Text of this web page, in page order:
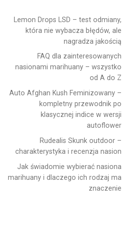
Lemon Drops LSD – test odmiany,
która nie wybacza błędów, ale
nagradza jakością
FAQ dla zainteresowanych
nasionami marihuany – wszystko
od A do Z
Auto Afghan Kush Feminizowany –
kompletny przewodnik po
klasycznej indice w wersji
autoflower
Rudealis Skunk outdoor –
charakterystyka i recenzja nasion
Jak świadomie wybierać nasiona
marihuany i dlaczego ich rodzaj ma
znaczenie